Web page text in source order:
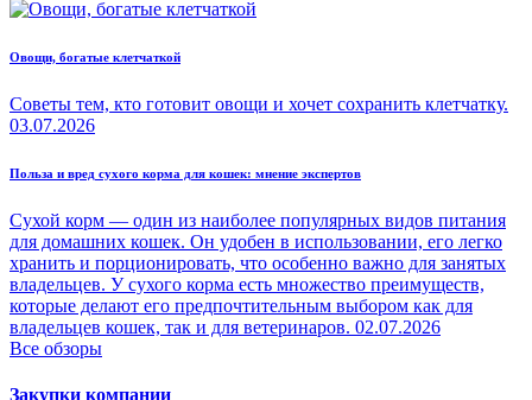
Овощи, богатые клетчаткой
Советы тем, кто готовит овощи и хочет сохранить клетчатку.
03.07.2026
Польза и вред сухого корма для кошек: мнение экспертов
Сухой корм — один из наиболее популярных видов питания
для домашних кошек. Он удобен в использовании, его легко
хранить и порционировать, что особенно важно для занятых
владельцев. У сухого корма есть множество преимуществ,
которые делают его предпочтительным выбором как для
владельцев кошек, так и для ветеринаров. 02.07.2026
Все обзоры
Закупки компании